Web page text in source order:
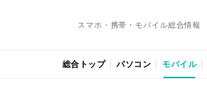
スマホ・携帯・モバイル総合情報
総合トップ パソコン モバイル